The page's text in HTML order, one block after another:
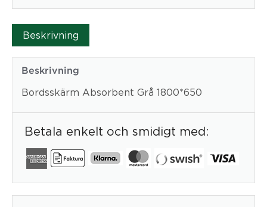
Beskrivning
Beskrivning
Bordsskärm Absorbent Grå 1800*650
Betala enkelt och smidigt med: